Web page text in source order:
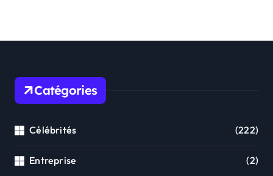
Catégories
Célébrités (222)
Entreprise (2)